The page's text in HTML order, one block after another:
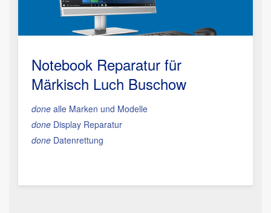
Notebook Reparatur für
Märkisch Luch Buschow
done alle Marken und Modelle
done Display Reparatur
done Datenrettung